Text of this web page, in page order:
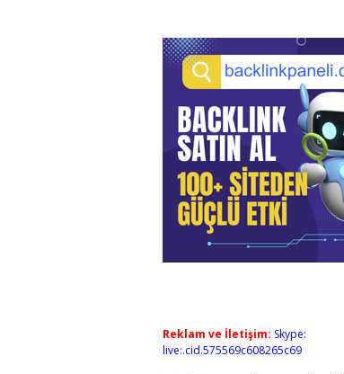
Reklam ve İletişim: Skype:
live:.cid.575569c608265c69